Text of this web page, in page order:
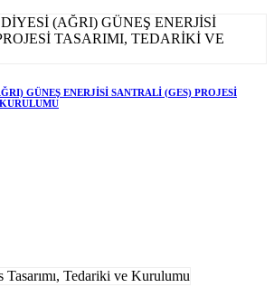
GÜNEŞ ENERJİSİ SANTRALİ (GES) PROJESİ